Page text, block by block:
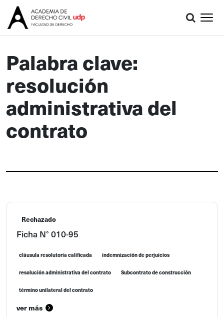
Palabra clave:
resolución
administrativa del
contrato
Rechazado
Ficha N° 010-95
cláusula resolutoria calificada indemnización de perjuicios
resolución administrativa del contrato Subcontrato de construcción
término unilateral del contrato
ver más